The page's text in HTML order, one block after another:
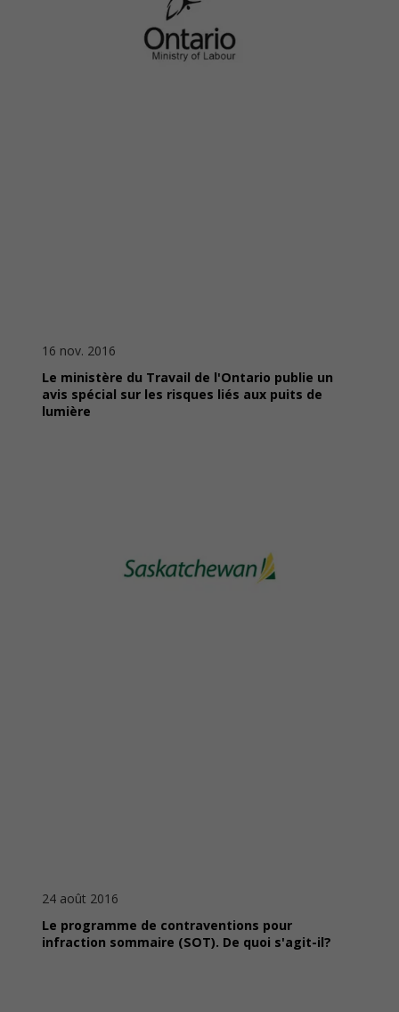
16 nov. 2016
Le ministère du Travail de l'Ontario publie un
avis spécial sur les risques liés aux puits de
lumière
24 août 2016
Le programme de contraventions pour
infraction sommaire (SOT). De quoi s'agit-il?